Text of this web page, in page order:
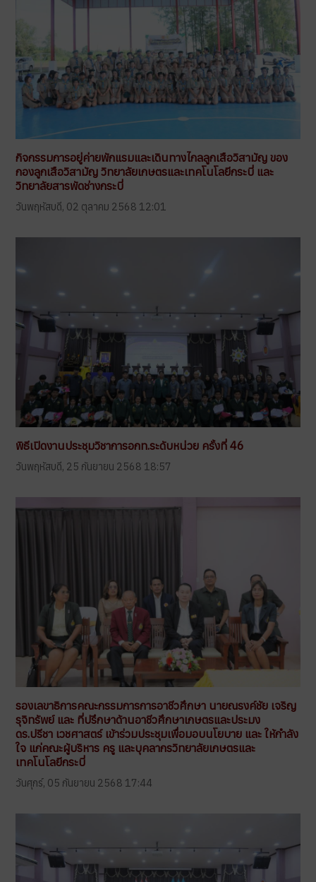
กิจกรรมการอยู่ค่ายพักแรมและเดินทางไกลลูกเสือวิสามัญ ของ
กองลูกเสือวิสามัญ วิทยาลัยเกษตรและเทคโนโลยีกระบี่ และ
วิทยาลัยสารพัดช่างกระบี่
วันพฤหัสบดี, 02 ตุลาคม 2568 12:01
พิธีเปิดงานประชุมวิชาการอกท.ระดับหน่วย ครั้งที่ 46
วันพฤหัสบดี, 25 กันยายน 2568 18:57
รองเลขาธิการคณะกรรมการการอาชีวศึกษา นายณรงค์ชัย เจริญ
รุจิทรัพย์ และ ที่ปรึกษาด้านอาชีวศึกษาเกษตรและประมง
ดร.ปรีชา เวชศาสตร์ เข้าร่วมประชุมเพื่อมอบนโยบาย และ ให้กำลัง
ใจ แก่คณะผู้บริหาร ครู และบุคลากรวิทยาลัยเกษตรและ
เทคโนโลยีกระบี่
วันศุกร์, 05 กันยายน 2568 17:44